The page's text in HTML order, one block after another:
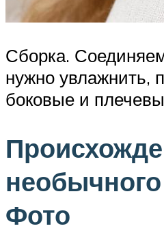
Сборка.
нужно увлажнить,
боковые и
Фото